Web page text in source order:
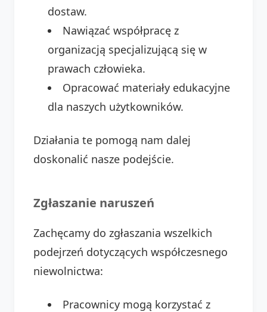
dostaw.
Nawiązać współpracę z
organizacją specjalizującą się w
prawach człowieka.
Opracować materiały edukacyjne
dla naszych użytkowników.
Działania te pomogą nam dalej
doskonalić nasze podejście.
Zgłaszanie naruszeń
Zachęcamy do zgłaszania wszelkich
podejrzeń dotyczących współczesnego
niewolnictwa:
Pracownicy mogą korzystać z